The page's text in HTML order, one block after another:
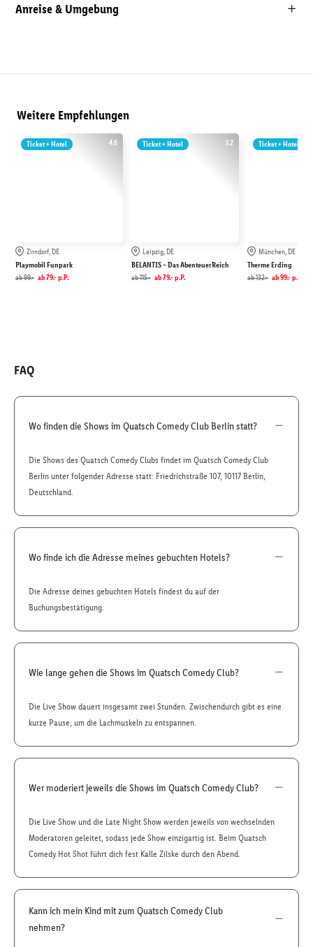
Anreise & Umgebung
Weitere Empfehlungen
4.6
Ticket + Hotel
Zirndorf, DE
Playmobil Funpark
ab99.- ab79.- p.P.
3.2
Ticket + Hotel
Leipzig, DE
BELANTIS – Das AbenteuerReich
ab115.- ab79.- p.P.
Ticket + Hotel
München, DE
Therme Erding
ab132.- ab99.- p.P.
FAQ
Wo finden die Shows im Quatsch Comedy Club Berlin statt?
Die Shows des Quatsch Comedy Clubs findet im Quatsch Comedy Club
Berlin unter folgender Adresse statt: Friedrichstraße 107, 10117 Berlin,
Deutschland.
Wo finde ich die Adresse meines gebuchten Hotels?
Die Adresse deines gebuchten Hotels findest du auf der
Buchungsbestätigung.
Wie lange gehen die Shows im Quatsch Comedy Club?
Die Live Show dauert insgesamt zwei Stunden. Zwischendurch gibt es eine
kurze Pause, um die Lachmuskeln zu entspannen.
Wer moderiert jeweils die Shows im Quatsch Comedy Club?
Die Live Show und die Late Night Show werden jeweils von wechselnden
Moderatoren geleitet, sodass jede Show einzigartig ist. Beim Quatsch
Comedy Hot Shot führt dich fest Kalle Zilske durch den Abend.
Kann ich mein Kind mit zum Quatsch Comedy Club
nehmen?